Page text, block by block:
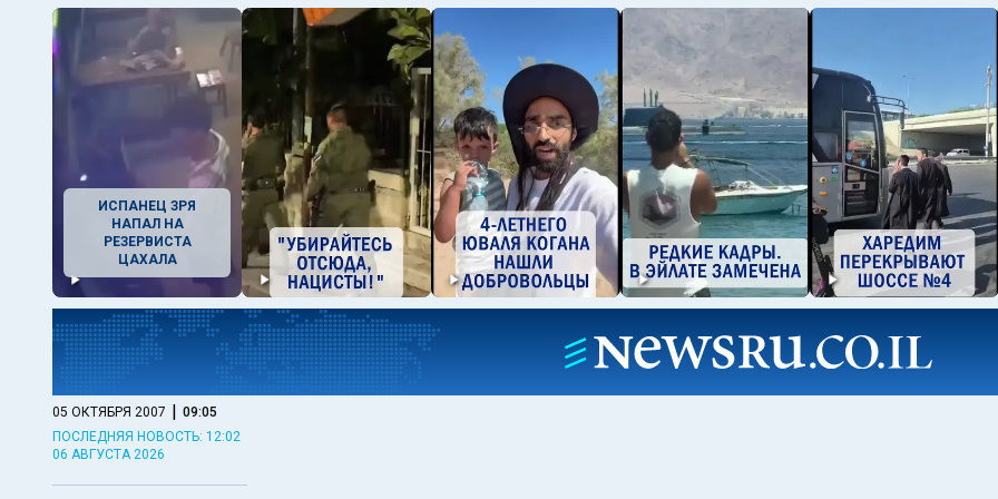
ИСПАНЕЦ ЗРЯ
НАПАЛ НА
РЕЗЕРВИСТА
ЦАХАЛА
05 ОКТЯБРЯ 2007 | 09:05
ПОСЛЕДНЯЯ НОВОСТЬ: 12:02
06 АВГУСТА 2026